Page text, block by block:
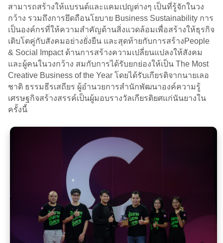
สามารถสร้างให้แบรนด์และแคมเปญต่างๆ เป็นที่รู้จักในวง
กว้าง รวมถึงการยึดถือนโยบาย Business Sustainability การ
เป็นองค์กรที่ให้ความสำคัญด้านสิ่งแวดล้อมเพื่อสร้างให้ธุรกิจ
เติบโตคู่กับสังคมอย่างยั่งยืน และสุดท้ายกับการสร้างPeople
& Social Impact ด้านการสร้างความเปลี่ยนแปลงให้สังคม
และผู้คนในวงกว้าง สมกับการได้รับยกย่องให้เป็น The Most
Creative Business of the Year โดยได้รับเกียรติจากนายเลอ
ชาติ ธรรมธีรเสถียร ผู้อำนวยการสำนักพัฒนาองค์ความรู้
เศรษฐกิจสร้างสรรค์เป็นผู้มอบรางวัลเกียรติยศแก่นันยางใน
ครั้งนี้